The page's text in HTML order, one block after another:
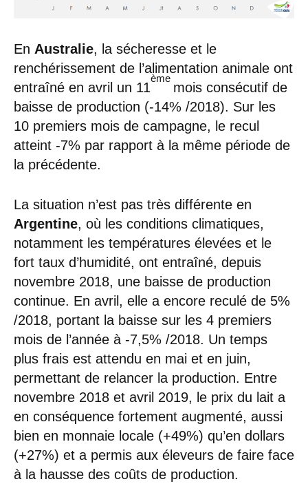
En Australie, la sécheresse et le
renchérissement de l’alimentation animale ont
entraîné en avril un 11
ème
mois consécutif de
baisse de production (-14% /2018). Sur les
10 premiers mois de campagne, le recul
atteint -7% par rapport à la même période de
la précédente.
La situation n’est pas très différente en
Argentine, où les conditions climatiques,
notamment les températures élevées et le
fort taux d’humidité, ont entraîné, depuis
novembre 2018, une baisse de production
continue. En avril, elle a encore reculé de 5%
/2018, portant la baisse sur les 4 premiers
mois de l’année à -7,5% /2018. Un temps
plus frais est attendu en mai et en juin,
permettant de relancer la production. Entre
novembre 2018 et avril 2019, le prix du lait a
en conséquence fortement augmenté, aussi
bien en monnaie locale (+49%) qu’en dollars
(+27%) et a permis aux éleveurs de faire face
à la hausse des coûts de production.